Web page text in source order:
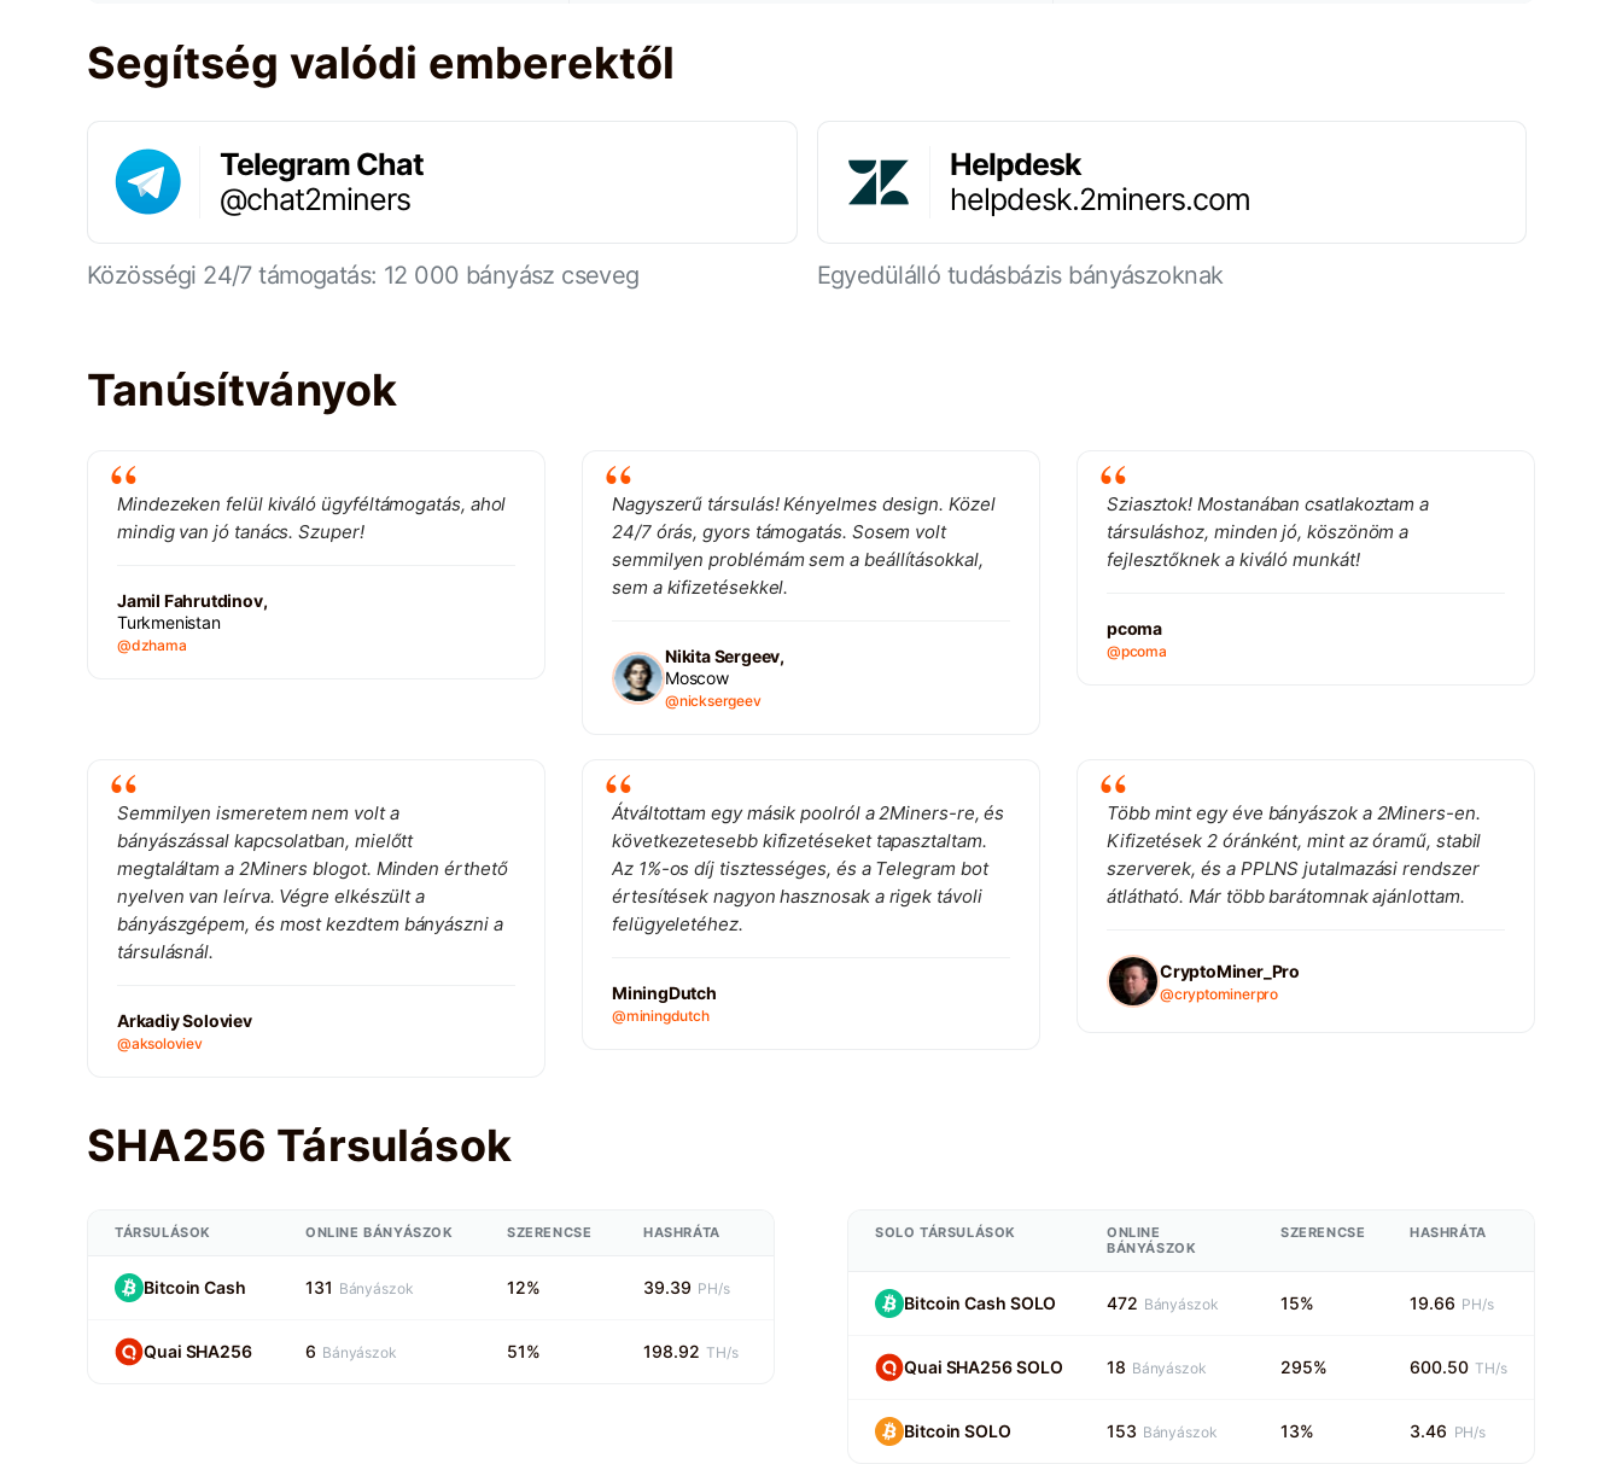
Segítség valódi emberektől
Telegram Chat
@chat2miners
Közösségi 24/7 támogatás: 12 000 bányász cseveg
Helpdesk
helpdesk.2miners.com
Egyedülálló tudásbázis bányászoknak
Tanúsítványok
Mindezeken felül kiváló ügyféltámogatás, ahol
mindig van jó tanács. Szuper!
Jamil Fahrutdinov,
Turkmenistan
@dzhama
Nagyszerű társulás! Kényelmes design. Közel
24/7 órás, gyors támogatás. Sosem volt
semmilyen problémám sem a beállításokkal,
sem a kifizetésekkel.
Nikita Sergeev,
Moscow
@nicksergeev
Sziasztok! Mostanában csatlakoztam a
társuláshoz, minden jó, köszönöm a
fejlesztőknek a kiváló munkát!
pcoma
@pcoma
Semmilyen ismeretem nem volt a
bányászással kapcsolatban, mielőtt
megtaláltam a 2Miners blogot. Minden érthető
nyelven van leírva. Végre elkészült a
bányászgépem, és most kezdtem bányászni a
társulásnál.
Arkadiy Soloviev
@aksoloviev
Átváltottam egy másik poolról a 2Miners-re, és
következetesebb kifizetéseket tapasztaltam.
Az 1%-os díj tisztességes, és a Telegram bot
értesítések nagyon hasznosak a rigek távoli
felügyeletéhez.
MiningDutch
@miningdutch
Több mint egy éve bányászok a 2Miners-en.
Kifizetések 2 óránként, mint az óramű, stabil
szerverek, és a PPLNS jutalmazási rendszer
átlátható. Már több barátomnak ajánlottam.
CryptoMiner_Pro
@cryptominerpro
SHA256 Társulások
TÁRSULÁSOK ONLINE BÁNYÁSZOK SZERENCSE HASHRÁTA
Bitcoin Cash 131 Bányászok 12% 39.39 PH/s
Quai SHA256 6 Bányászok 51% 198.92 TH/s
SOLO TÁRSULÁSOK
ONLINE
BÁNYÁSZOK
SZERENCSE HASHRÁTA
Bitcoin Cash SOLO 472 Bányászok 15% 19.66 PH/s
Quai SHA256 SOLO 18 Bányászok 295% 600.50 TH/s
Bitcoin SOLO 153 Bányászok 13% 3.46 PH/s